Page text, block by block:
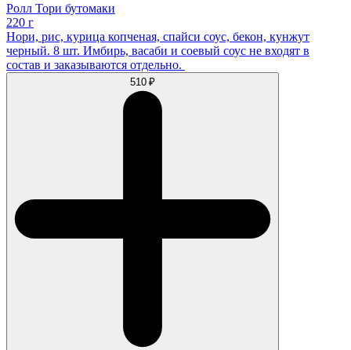
Ролл Тори бутомаки
220 г
Нори, рис, курица копченая, спайси соус, бекон, кунжут
черный. 8 шт. Имбирь, васаби и соевый соус не входят в
состав и заказываются отдельно.
510 ₽